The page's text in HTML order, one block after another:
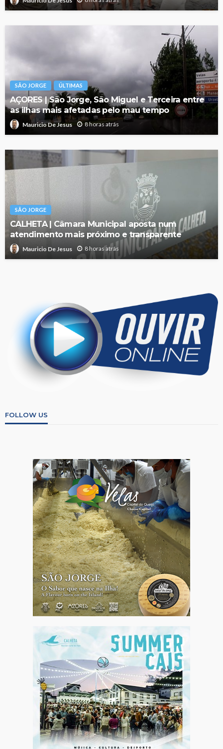
SÃO JORGE ÚLTIMAS
AÇORES | São Jorge, São Miguel e Terceira entre
as ilhas mais afetadas pelo mau tempo
Mauricio De Jesus 8 horas atrás
SÃO JORGE
CALHETA | Câmara Municipal aposta num
atendimento mais próximo e transparente
Mauricio De Jesus 8 horas atrás
FOLLOW US